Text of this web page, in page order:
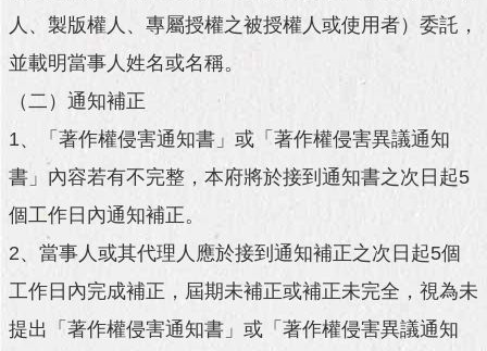
專
區
北
遊
網
政
府
站
料
人、製版權人、專屬授權之被授權人或使用者）委託，
並載明當事人姓名或名稱。
（二）通知補正
1、「著作權侵害通知書」或「著作權侵害異議通知
書」內容若有不完整，本府將於接到通知書之次日起5
個工作日內通知補正。
2、當事人或其代理人應於接到通知補正之次日起5個
工作日內完成補正，屆期未補正或補正未完全，視為未
提出「著作權侵害通知書」或「著作權侵害異議通知